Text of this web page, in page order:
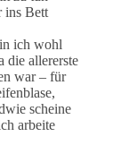
ins Bett
ich wohl
die allererste
war – für
scheine
arbeite